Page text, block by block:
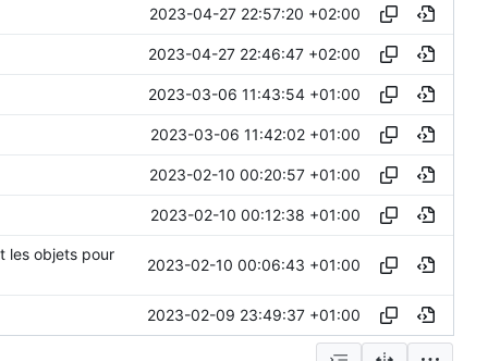
2023-04-27 22:57:20 +02:00
2023-04-27 22:46:47 +02:00
2023-03-06 11:43:54 +01:00
2023-03-06 11:42:02 +01:00
2023-02-10 00:20:57 +01:00
2023-02-10 00:12:38 +01:00
les objets pour
2023-02-10 00:06:43 +01:00
2023-02-09 23:49:37 +01:00